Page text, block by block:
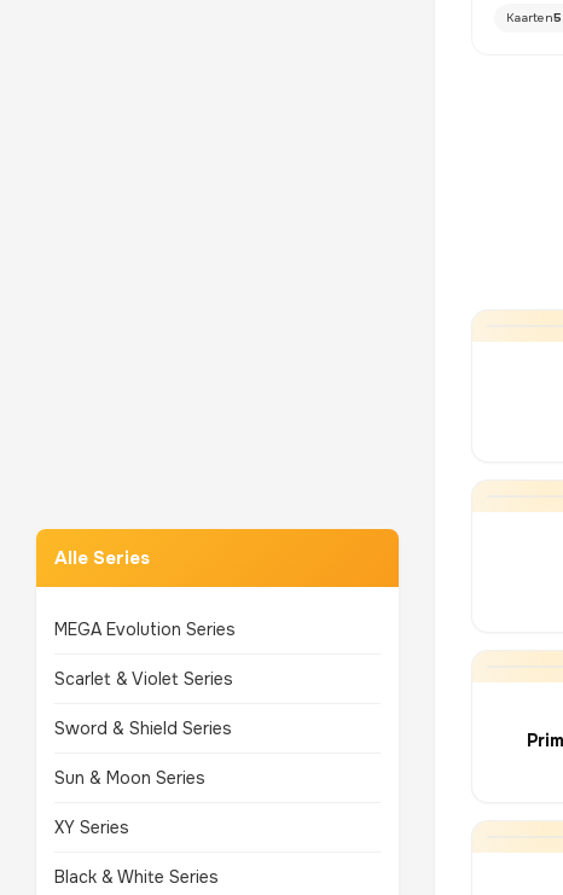
Alle Series
MEGA Evolution Series
Scarlet & Violet Series
Sword & Shield Series
Sun & Moon Series
XY Series
Black & White Series
Kaarten